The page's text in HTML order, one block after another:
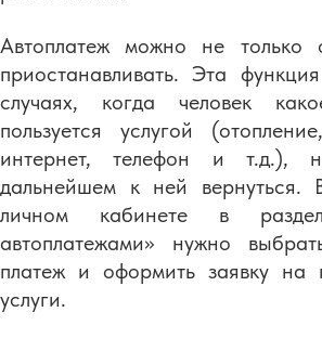
Автоплатеж можно не только
приостанавливать. Эта
случаях, когда человек
пользуется услугой
интернет, телефон и т.д.),
дальнейшем к ней вернуться.
личном кабинете в
автоплатежами» нужно
платеж и оформить заявку на
услуги.